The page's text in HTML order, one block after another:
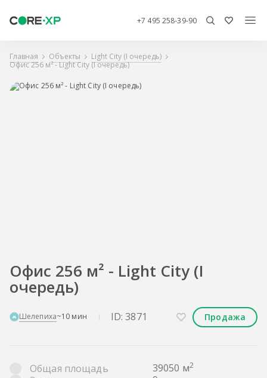
+7 495 258-39-90
Главная Объекты
Light City (I очередь)
Офис 256 м² - Light City (I очередь)
Офис 256 м² - Light City (I
очередь)
Шелепиха~10 мин ID: 3871 Продажа
Общая площадь 39050 м2